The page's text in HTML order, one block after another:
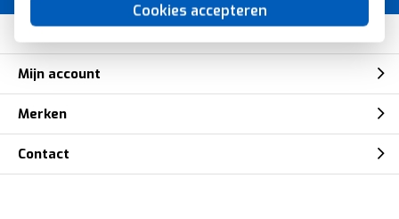
Cookies accepteren
Mijn account
Merken
Contact